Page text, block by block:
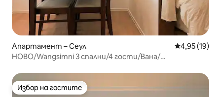
Апартамент – Сеул Средна
4,95 (19)
НОВО/Wangsimni 3 спални/4 гости/Вана/
Избор на гостите
Избор на гостите